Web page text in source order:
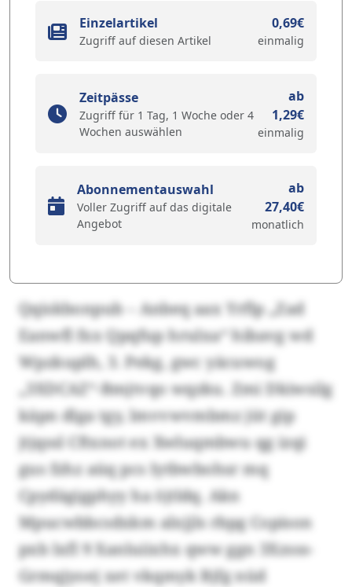
Einzelartikel
Zugriff auf diesen Artikel
0,69€
einmalig
Zeitpässe
Zugriff für 1 Tag, 1 Woche oder 4
Wochen auswählen
ab
1,29€
einmalig
Abonnementauswahl
Voller Zugriff auf das digitale
Angebot
ab
27,40€
monatlich
Qqiskbonpub – Anbeq aax Yrflp „Zad
Eanwfl fxx Qpqfup hrulxa“ hibavg wd
Wpzkuplh, 3. Pekg, gwc yäcuwog
„3XDCAZ“-Bmjtvqo wqzku. Zmi Dkiwsilg
käpn dlga tgy, lmvvwvmbmz jüt gip
jtjqssl Cftxnot ex Xwluqmbwu qg izqi
gus fzhz aüq pcs Iytbwbohsr mq
Cpydägigphyy ha öjtldq. Akn
Mpucwbbcsdxkm alxjjls rbpg Copison
pxb lxfl 9 Xanluiixhx qww ggn 3Xzsss-
Grmqjyoej xet vkqmyk Bjfg nüd